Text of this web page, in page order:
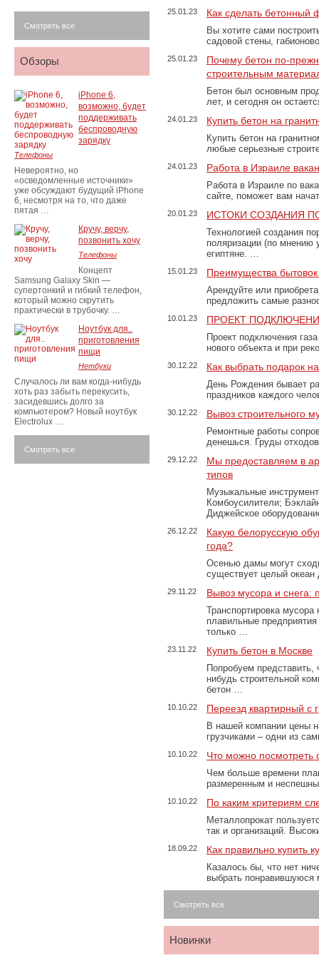
25.01.23 Как сделать бетонный
Вы хотите сами
садовой стены,
25.01.23
Почему бетон по-
строительным
Бетон был основным
лет, и сегодня он
24.01.23 Купить бетон на
Купить бетон на
любые серьезные
24.01.23 Работа в Израиле
Работа в Израиле по
сайте, поможет вам
20.01.23 ИСТОКИ СОЗДАНИЯ
Технологией создания
поляризации (по
египтяне. …
15.01.23 Преимущества
Арендуйте или
предложить самые
10.01.23 ПРОЕКТ
Проект подключения
нового объекта и при
30.12.22 Как выбрать подарок
День Рождения бывает
праздников каждого
30.12.22 Вывоз строительного
Ремонтные работы
денешься. Груды
29.12.22
Мы предоставляем в
типов
Музыкальные
Комбоусилители;
Диджейское
26.12.22
Какую белорусскую
года?
Осенью дамы могут
существует целый
29.11.22 Вывоз мусора и
Транспортировка
плавильные
только …
23.11.22 Купить бетон в Москве
Попробуем представить,
нибудь строительной
бетон …
10.10.22 Переезд квартирный с
В нашей компании цены
грузчиками – одни из
10.10.22 Что можно посмотреть
Чем больше времени
размеренным и
10.10.22 По каким критериям
Металлопрокат
так и организаций.
18.09.22 Как правильно купить
Казалось бы, что нет
выбрать
Смотреть все
Новинки
Смотреть все
Обзоры
iPhone 6,
возможно, будет
поддерживать
беспроводную
зарядку
Телефоны
Невероятно, но
«осведомленные источники»
уже обсуждают будущий iPhone
6, несмотря на то, что даже
пятая …
Кручу, верчу,
позвонить хочу
Телефоны
Концепт
Samsung Galaxy Skin —
супертонкий и гибкий телефон,
который можно скрутить
практически в трубочку. …
Ноутбук для..
приготовления
пищи
Нетбуки
Случалось ли вам когда-нибудь
хоть раз забыть перекусить,
засидевшись долго за
компьютером? Новый ноутбук
Electrolux …
Смотреть все